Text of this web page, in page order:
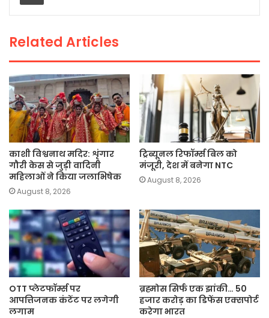
o
k
p n
Related Articles
काशी विश्वनाथ मदिर: शृंगार
गौरी केस से जुड़ी वादिनी
महिलाओं ने किया जलाभिषेक
August 8, 2026
ट्रिब्यूनल रिफॉर्म्स बिल को
मंजूरी, देश में बनेगा NTC
August 8, 2026
OTT प्लेटफॉर्म्स पर
आपत्तिजनक कंटेंट पर लगेगी
लगाम
ब्रह्मोस सिर्फ एक झांकी… 50
हजार करोड़ का डिफेंस एक्सपोर्ट
करेगा भारत